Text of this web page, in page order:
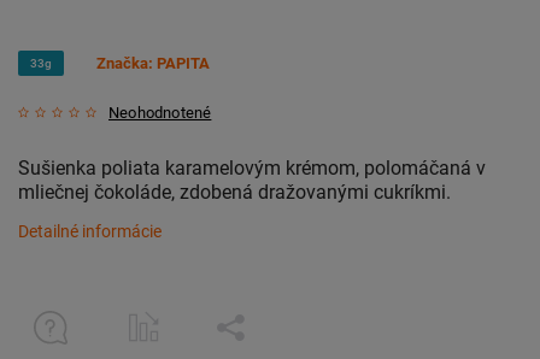
33g
Neohodnotené
Značka: PAPITA
Sušienka poliata karamelovým krémom, polomáčaná v
mliečnej čokoláde, zdobená dražovanými cukríkmi.
Detailné informácie